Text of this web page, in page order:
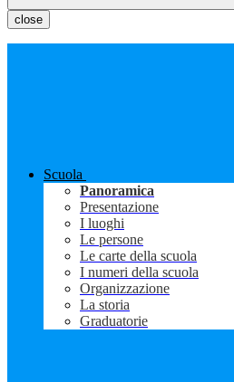
close
Scuola
Panoramica
Presentazione
I luoghi
Le persone
Le carte della scuola
I numeri della scuola
Organizzazione
La storia
Graduatorie